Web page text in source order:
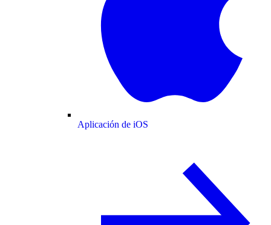
Aplicación de iOS